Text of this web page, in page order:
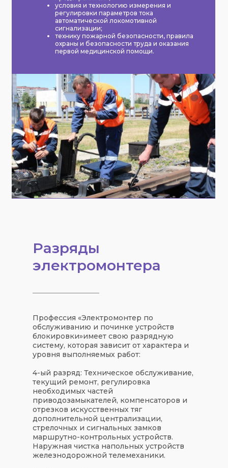
условия и технологию измерения и
регулировки параметров тока
автоматической локомотивной
сигнализации;
технику пожарной безопасности, правила
охраны и безопасности труда и оказания
первой медицинской помощи.
Разряды
электромонтера
Профессия «Электромонтер по
обслуживанию и починке устройств
блокировки»имеет свою разрядную
систему, которая зависит от характера и
уровня выполняемых работ:
4-ый разряд: Техническое обслуживание,
текущий ремонт, регулировка
необходимых частей
приводозамыкателей, компенсаторов и
отрезков искусственных тяг
дополнительной централизации,
стрелочных и сигнальных замков
маршрутно-контрольных устройств.
Наружная чистка напольных устройств
железнодорожной телемеханики.